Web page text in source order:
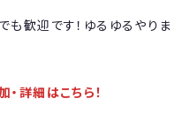
も歓迎です！ゆるゆるやりま
詳細はこちら！